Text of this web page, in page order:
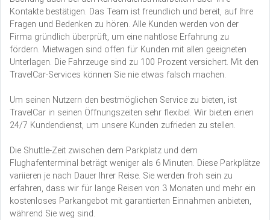
Kontakte bestätigen. Das Team ist freundlich und bereit, auf Ihre
Fragen und Bedenken zu hören. Alle Kunden werden von der
Firma gründlich überprüft, um eine nahtlose Erfahrung zu
fördern. Mietwagen sind offen für Kunden mit allen geeigneten
Unterlagen. Die Fahrzeuge sind zu 100 Prozent versichert. Mit den
TravelCar-Services können Sie nie etwas falsch machen.
Um seinen Nutzern den bestmöglichen Service zu bieten, ist
TravelCar in seinen Öffnungszeiten sehr flexibel. Wir bieten einen
24/7 Kundendienst, um unsere Kunden zufrieden zu stellen.
Die Shuttle-Zeit zwischen dem Parkplatz und dem
Flughafenterminal beträgt weniger als 6 Minuten. Diese Parkplätze
variieren je nach Dauer Ihrer Reise. Sie werden froh sein zu
erfahren, dass wir für lange Reisen von 3 Monaten und mehr ein
kostenloses Parkangebot mit garantierten Einnahmen anbieten,
während Sie weg sind.